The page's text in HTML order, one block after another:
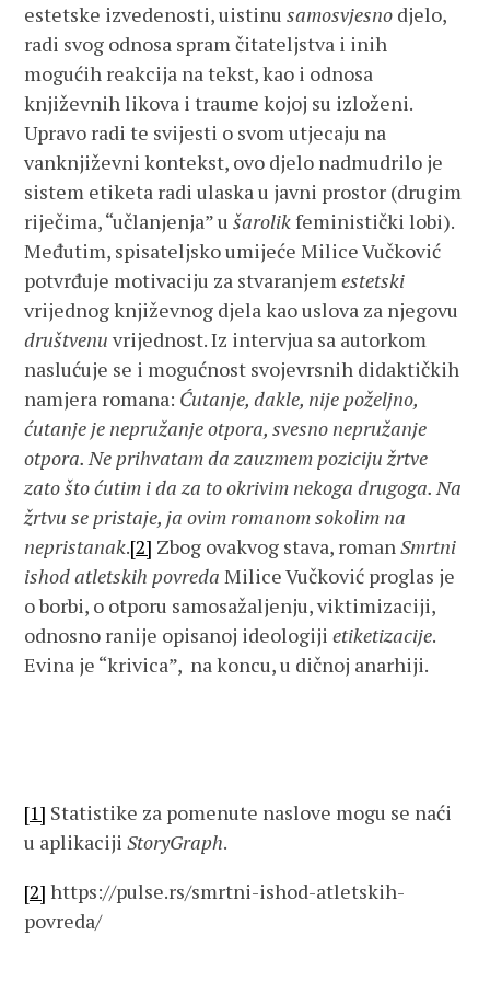
estetske izvedenosti, uistinusamosvjesno djelo,
radi svog odnosa spram čitateljstva i inih
mogućih reakcija na tekst, kao i odnosa
književnih likova i traume kojoj su izloženi.
Upravo radi te svijesti o svom utjecaju na
vanknjiževni kontekst, ovo djelo nadmudrilo je
sistem etiketa radi ulaska u javni prostor (drugim
riječima, “učlanjenja” ušarolikfeministički lobi).
Međutim, spisateljsko umijeće Milice Vučković
potvrđuje motivaciju za stvaranjemestetski
vrijednog književnog djela kao uslova za njegovu
društvenu vrijednost. Iz intervjua sa autorkom
naslućuje se i mogućnost svojevrsnih didaktičkih
namjera romana: Ćutanje, dakle, nije poželjno,
ćutanje je nepružanje otpora, svesno nepružanje
otpora. Ne prihvatam da zauzmem poziciju žrtve
zato što ćutim i da za to okrivim nekoga drugoga. Na
žrtvu se pristaje, ja ovim romanom sokolim na
nepristanak.[2] Zbog ovakvog stava, romanSmrtni
ishod atletskih povreda Milice Vučković proglas je
o borbi, o otporu samosažaljenju, viktimizaciji,
odnosno ranije opisanoj ideologijietiketizacije.
Evina je “krivica”, na koncu, u dičnoj anarhiji.
[1] Statistike za pomenute naslove mogu se naći
u aplikacijiStoryGraph.
[2] https://pulse.rs/smrtni-ishod-atletskih-
povreda/